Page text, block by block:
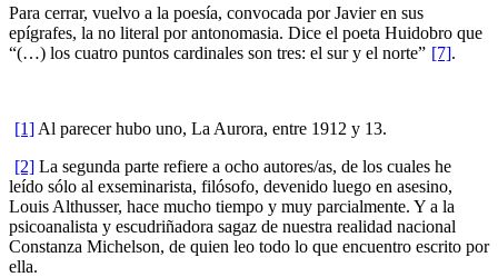
Para cerrar, vuelvo a la poesía, convocada por Javier en sus
epígrafes, la no literal por antonomasia. Dice el poeta Huidobro que
“(…) los cuatro puntos cardinales son tres: el sur y el norte” [7].
[1] Al parecer hubo uno, La Aurora, entre 1912 y 13.
[2] La segunda parte refiere a ocho autores/as, de los cuales he
leído sólo al exseminarista, filósofo, devenido luego en asesino,
Louis Althusser, hace mucho tiempo y muy parcialmente. Y a la
psicoanalista y escudriñadora sagaz de nuestra realidad nacional
Constanza Michelson, de quien leo todo lo que encuentro escrito por
ella.